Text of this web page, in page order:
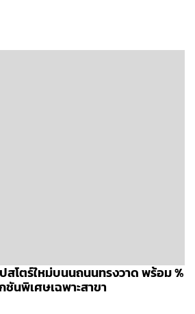
โตร์ใหม่บนนถนนทรงวาด พร้อม %
นพิเศษเฉพาะสาขา